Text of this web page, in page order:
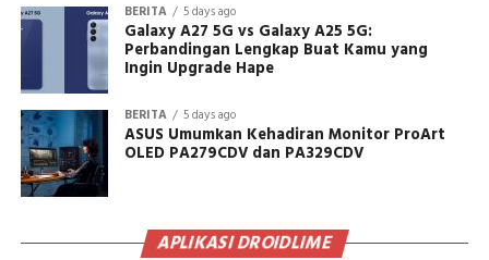
BERITA 5 days ago
Galaxy A27 5G vs Galaxy A25 5G:
Perbandingan Lengkap Buat Kamu yang
Ingin Upgrade Hape
BERITA 5 days ago
ASUS Umumkan Kehadiran Monitor ProArt
OLED PA279CDV dan PA329CDV
APLIKASI DROIDLIME